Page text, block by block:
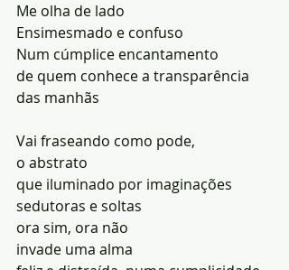
Me olha de lado
Ensimesmado e confuso
Num cúmplice encantamento
de quem conhece a transparência
das manhãs
Vai fraseando como pode,
o abstrato
que iluminado por imaginações
sedutoras e soltas
ora sim, ora não
invade uma alma